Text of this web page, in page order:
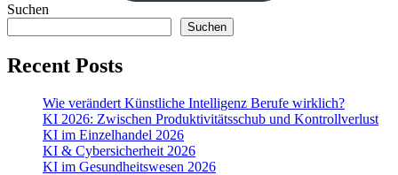
Suchen
Suchen
Recent Posts
Wie verändert Künstliche Intelligenz Berufe wirklich?
KI 2026: Zwischen Produktivitätsschub und Kontrollverlust
KI im Einzelhandel 2026
KI & Cybersicherheit 2026
KI im Gesundheitswesen 2026